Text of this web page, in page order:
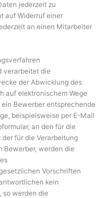
jederzeit zu
auf Widerruf einer
an einen Mitarbeiter
verarbeitet die
der Abwicklung des
auf elektronischem Wege
Bewerber entsprechende
beispielsweise per E-Mail
an den für die
für die Verarbeitung
Bewerber, werden die
Vorschriften
kein
so werden die